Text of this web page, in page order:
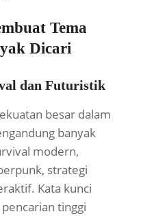
Tema
Dicari
dan Futuristik
besar dalam
banyak
modern,
strategi
Kata kunci
tinggi